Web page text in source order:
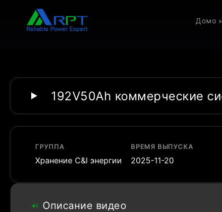
Домо
192V50Ah коммерческие
ГРУППА
Хранение C&I энергии
ВРЕМЯ ВЫПУСКА
2025-11-20
Описание видео